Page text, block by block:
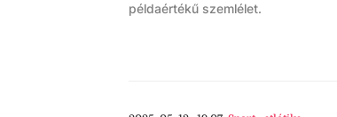
példaértékű szemlélet.